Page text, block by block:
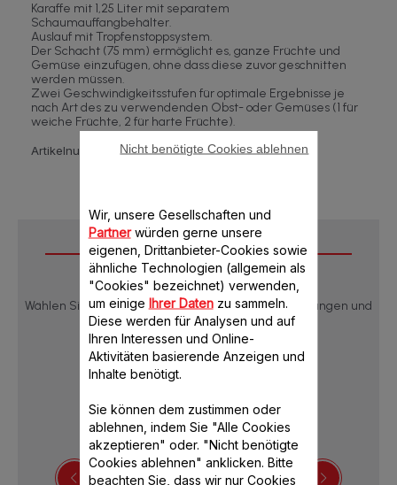
Karaffe mit 1,25 Liter mit separatem
Schaumauffangbehälter.
Auslauf mit Tropfenstoppsystem.
Der Schacht (75 mm) ermöglicht es, ganze Früchte und
Gemüse einzufügen, ohne dass diese zuvor geschnitten
werden müssen.
Zwei Geschwindigkeitsstufen für optimale Ergebnisse je
nach Art des zu verwendenden Obst- oder Gemüses (1 für
weiche Früchte, 2 für harte Früchte).
Artikelnummer :JU585G31
Downloads
Wählen Sie eine Sprache, um die Produktbeschreibungen und
Bedienungsanleitungen anzuzeigen:
Wir, unsere Gesellschaften und
Partnerwürden gerne unsere
eigenen, Drittanbieter-Cookies sowie
ähnliche Technologien (allgemein als
"Cookies" bezeichnet) verwenden,
um einige Ihrer Datenzu sammeln.
Diese werden für Analysen und auf
Ihren Interessen und Online-
Aktivitäten basierende Anzeigen und
Inhalte benötigt.
Sie können dem zustimmen oder
ablehnen, indem Sie "Alle Cookies
akzeptieren" oder. "Nicht benötigte
Cookies ablehnen" anklicken. Bitte
beachten Sie, dass wir nur Cookies
Nicht benötigte Cookies ablehnen